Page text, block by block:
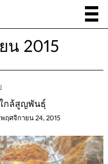
น 2015
กล้สูญพันธุ์
ฤศจิกายน 24, 2015